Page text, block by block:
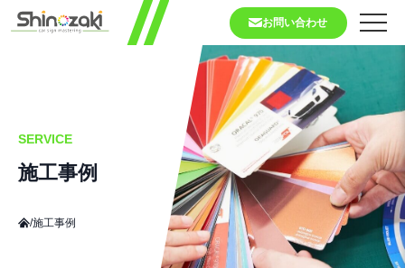
お問い合わせ
SERVICE
施工事例
/施工事例